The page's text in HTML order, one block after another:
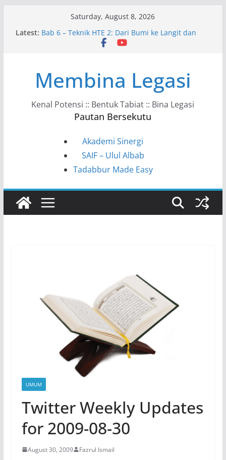
Saturday, August 8, 2026
Latest: Bab 6 – Teknik HTE 2: Dari Bumi ke Langit dan
Bab 8 – Kunci Tadabbur HTE
Bab 7 – Model VAHC–KSSTS–ITPPF
Membina Legasi
Kenal Potensi :: Bentuk Tabiat :: Bina Legasi
Pautan Bersekutu
Akademi Sinergi
SAIF – Ulul Albab
Tadabbur Made Easy
UMUM
Twitter Weekly Updates
for 2009-08-30
August 30, 2009 Fazrul Ismail